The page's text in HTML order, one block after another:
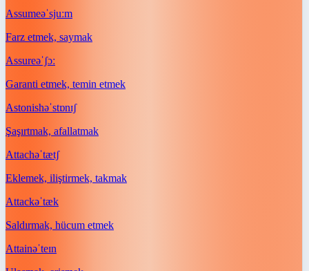
Assumeəˈsjuːm
Farz etmek, saymak
Assureəˈʃɔː
Garanti etmek, temin etmek
Astonishəˈstɒnɪʃ
Şaşırtmak, afallatmak
Attachəˈtætʃ
Eklemek, iliştirmek, takmak
Attackəˈtæk
Saldırmak, hücum etmek
Attainəˈteɪn